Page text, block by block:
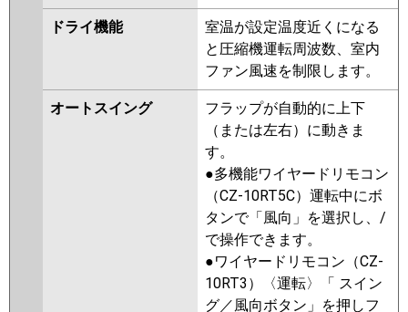
ドライ機能
室温が設定温度近くになる
と圧縮機運転周波数、室内
ファン風速を制限します。
オートスイング
フラップが自動的に上下
（または左右）に動きま
す。
●多機能ワイヤードリモコン
（CZ-10RT5C）運転中にボ
タンで「風向」を選択し、/
で操作できます。
●ワイヤードリモコン（CZ-
10RT3）〈運転〉「 スイン
グ／風向ボタン」を押しフ